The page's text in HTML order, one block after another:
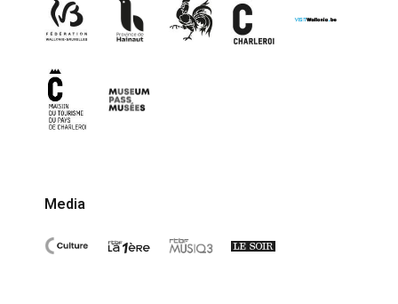
Media